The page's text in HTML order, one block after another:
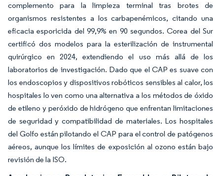
complemento para la limpieza terminal tras brotes de
organismos resistentes a los carbapenémicos, citando una
eficacia esporicida del 99,9% en 90 segundos. Corea del Sur
certificó dos modelos para la esterilización de instrumental
quirúrgico en 2024, extendiendo el uso más allá de los
laboratorios de investigación. Dado que el CAP es suave con
los endoscopios y dispositivos robóticos sensibles al calor, los
hospitales lo ven como una alternativa a los métodos de óxido
de etileno y peróxido de hidrógeno que enfrentan limitaciones
de seguridad y compatibilidad de materiales. Los hospitales
del Golfo están pilotando el CAP para el control de patógenos
aéreos, aunque los límites de exposición al ozono están bajo
revisión de la ISO.